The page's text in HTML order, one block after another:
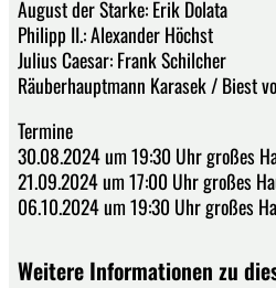
August der Starke: Erik Dolata
Philipp II.: Alexander Höchst
Julius Caesar: Frank Schilcher
Räuberhauptmann Karasek / Biest
Termine
30.08.2024 um 19:30 Uhr großes
21.09.2024 um 17:00 Uhr großes
06.10.2024 um 19:30 Uhr großes
Weitere Informationen zu